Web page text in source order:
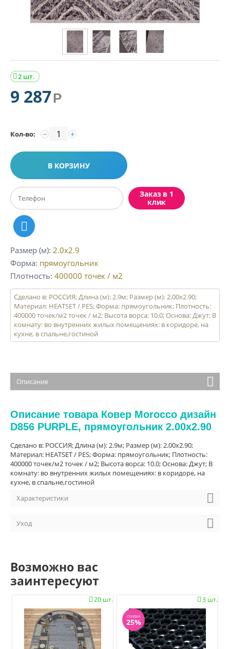
2 шт.

9 287Р
Кол-во: +
−
В КОРЗИНУ
Заказ в 1
клик
Размер (м) 2.0x2.9
Форма прямоугольник
Плотность 400000 точек / м2
Сделано в: РОССИЯ; Длина (м): 2.9м; Размер (м): 2.00x2.90;
Материал: HEATSET / PES; Форма: прямоугольник; Плотность:
400000 точек/м2 точек / м2; Высота ворса: 10.0; Основа: Джут; В
комнату: во внутренних жилых помещениях: в коридоре, на
кухне, в спальне,гостиной
Описание
Описание товара Ковер Morocco дизайн
D856 PURPLE, прямоугольник 2.00x2.90
Сделано в: РОССИЯ; Длина (м): 2.9м; Размер (м): 2.00x2.90;
Материал: HEATSET / PES; Форма: прямоугольник; Плотность:
400000 точек/м2 точек / м2; Высота ворса: 10.0; Основа: Джут; В
комнату: во внутренних жилых помещениях: в коридоре, на
кухне, в спальне,гостиной
Характеристики
Уход
Возможно вас
заинтересуют
20 шт.
 3 шт.

СКИДКА
25%